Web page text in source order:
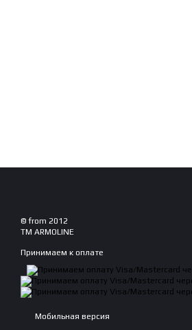
© from 2012
TM ARMOLINE
Принимаем к оплате
Мобильная версия